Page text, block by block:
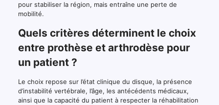
pour stabiliser la région, mais entraîne une perte de
mobilité.
Quels critères déterminent le choix
entre prothèse et arthrodèse pour
un patient ?
Le choix repose sur l’état clinique du disque, la présence
d’instabilité vertébrale, l’âge, les antécédents médicaux,
ainsi que la capacité du patient à respecter la réhabilitation